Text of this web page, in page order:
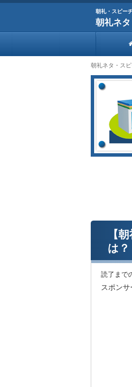
朝礼・スピー
朝礼ネ
朝礼ネタ・ス
【
は？
読了まで
スポンサ